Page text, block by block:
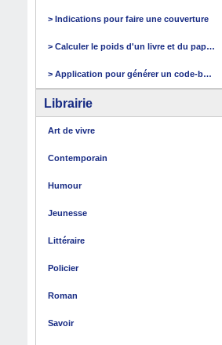
> Indications pour faire une couverture
> Calculer le poids d'un livre et du papier
> Application pour générer un code-barres
Librairie
Art de vivre
Contemporain
Humour
Jeunesse
Littéraire
Policier
Roman
Savoir